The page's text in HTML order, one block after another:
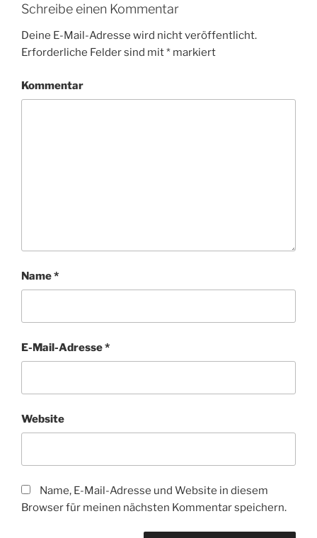
Schreibe einen Kommentar
Deine E-Mail-Adresse wird nicht veröffentlicht.
Erforderliche Felder sind mit* markiert
Kommentar
Name*
E-Mail-Adresse*
Website
Name, E-Mail-Adresse und Website in diesem
Browser für meinen nächsten Kommentar speichern.